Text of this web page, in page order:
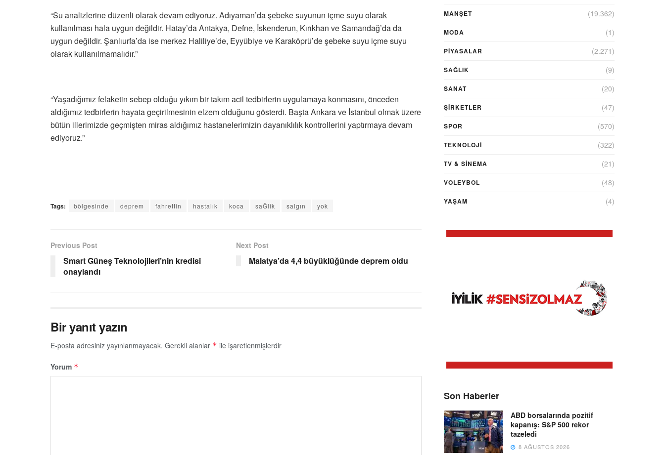
“Su analizlerine düzenli olarak devam ediyoruz. Adıyaman’da şebeke suyunun içme suyu olarak
kullanılması hala uygun değildir. Hatay’da Antakya, Defne, İskenderun, Kırıkhan ve Samandağ’da da
uygun değildir. Şanlıurfa’da ise merkez Haliliye’de, Eyyübiye ve Karaköprü’de şebeke suyu içme suyu
olarak kullanılmamalıdır.”
“Yaşadığımız felaketin sebep olduğu yıkım bir takım acil tedbirlerin uygulamaya konmasını, önceden
aldığımız tedbirlerin hayata geçirilmesinin elzem olduğunu gösterdi. Başta Ankara ve İstanbul olmak üzere
bütün illerimizde geçmişten miras aldığımız hastanelerimizin dayanıklılık kontrollerini yaptırmaya devam
ediyoruz.”
Tags: bölgesinde deprem fahrettin hastalık koca saĞlik salgın yok
Previous Post
Smart Güneş Teknolojileri’nin kredisi
onaylandı
Next Post
Malatya’da 4,4 büyüklüğünde deprem oldu
Bir yanıt yazın
E-posta adresiniz yayınlanmayacak. Gerekli alanlar * ile işaretlenmişlerdir
Yorum *
MANŞET (19.362)
MODA (1)
PİYASALAR (2.271)
SAĞLIK (9)
SANAT (20)
ŞIRKETLER (47)
SPOR (570)
TEKNOLOJİ (322)
TV & SINEMA (21)
VOLEYBOL (48)
YAŞAM (4)
Son Haberler
ABD borsalarında pozitif
kapanış: S&P 500 rekor
tazeledi
8 AĞUSTOS 2026